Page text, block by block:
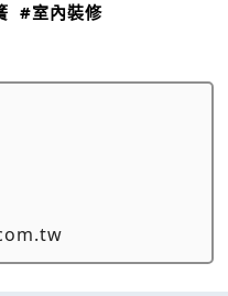
#室內裝修